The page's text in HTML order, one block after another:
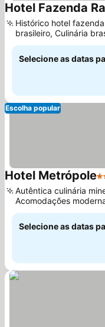
Hotel Fazenda
Histórico hotel fazenda
brasileiro, Culinária
autêntica
Selecione as datas
Escolha popular
Hotel Metrópole4
Autêntica culinária
Acomodações
renovadas
Selecione as datas